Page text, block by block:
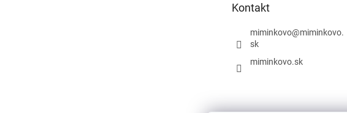
Kontakt
miminkovo@miminkovo.
sk
miminkovo.sk